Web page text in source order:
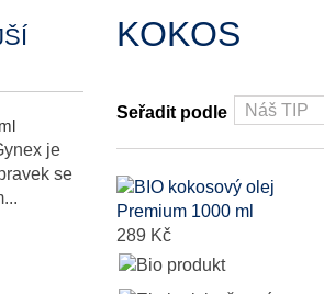
je
se
KOKOS
Seřadit podle
289 Kč